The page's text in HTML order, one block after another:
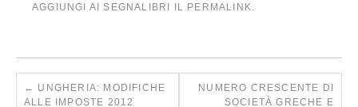
AGGIUNGI AI SEGNALIBRI IL PERMALINK.
← UNGHERIA: MODIFICHE
ALLE IMPOSTE 2012
NUMERO CRESCENTE DI
SOCIETÀ GRECHE E